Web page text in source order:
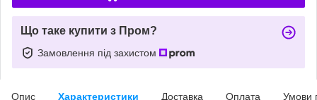
Що таке купити з Пром?
Замовлення під захистом
Опис Характеристики Доставка Оплата Умови